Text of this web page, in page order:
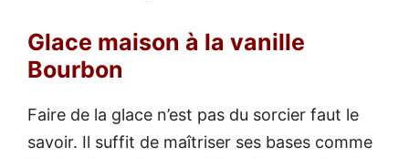
Glace maison à la vanille
Bourbon
Faire de la glace n’est pas du sorcier faut le
savoir. Il suffit de maîtriser ses bases comme